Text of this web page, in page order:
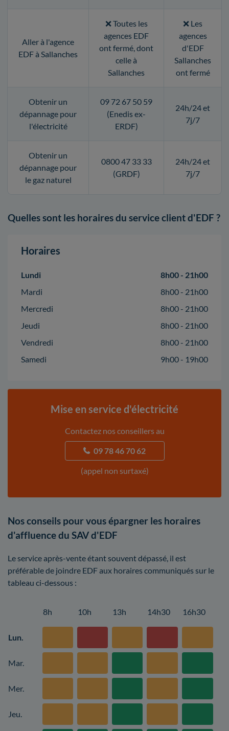
Aller à l'agence
EDF à Sallanches
❌ Toutes les
agences EDF
ont fermé, dont
celle à
Sallanches
❌ Les
agences
d'EDF
Sallanches
ont fermé
Obtenir un
dépannage pour
l'électricité
09 72 67 50 59
(Enedis ex-
ERDF)
24h/24 et
7j/7
Obtenir un
dépannage pour
le gaz naturel
0800 47 33 33
(GRDF)
24h/24 et
7j/7
Quelles sont les horaires du service client d'EDF ?
Horaires
Lundi
8h00 - 21h00
Mardi
8h00 - 21h00
Mercredi
8h00 - 21h00
Jeudi
8h00 - 21h00
Vendredi
8h00 - 21h00
Samedi
9h00 - 19h00
Mise en service d'électricité
Contactez nos conseillers au
09 78 46 70 62
(appel non surtaxé)
Nos conseils pour vous épargner les horaires
d'affluence du SAV d'EDF
Le service après-vente étant souvent dépassé, il est
préférable de joindre EDF aux horaires communiqués sur le
tableau ci-dessous :
8h 10h 13h 14h30 16h30
Lun.
Mar.
Mer.
Jeu.